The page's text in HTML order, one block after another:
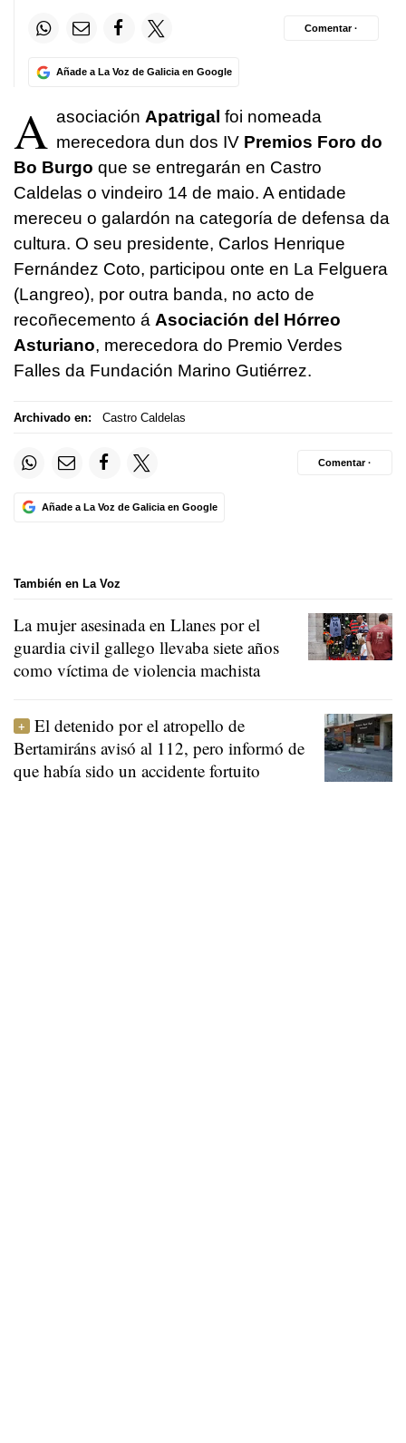
Añade a La Voz de Galicia en Google
Comentar ·
A asociación Apatrigal foi nomeada
merecedora dun dos IV Premios Foro do
Bo Burgo que se entregarán en Castro
Caldelas o vindeiro 14 de maio. A entidade
mereceu o galardón na categoría de defensa da
cultura. O seu presidente, Carlos Henrique
Fernández Coto, participou onte en La Felguera
(Langreo), por outra banda, no acto de
recoñecemento á Asociación del Hórreo
Asturiano, merecedora do Premio Verdes
Falles da Fundación Marino Gutiérrez.
Archivado en: Castro Caldelas
Añade a La Voz de Galicia en Google
Comentar ·
También en La Voz
La mujer asesinada en Llanes por el
guardia civil gallego llevaba siete años
como víctima de violencia machista
El detenido por el atropello de
Bertamiráns avisó al 112, pero informó de
que había sido un accidente fortuito